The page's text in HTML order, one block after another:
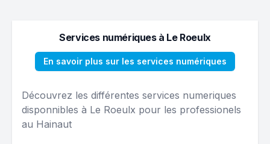
Services numériques à Le Roeulx
En savoir plus sur les services numériques
Découvrez les différentes services numeriques
disponnibles à Le Roeulx pour les professionels
au Hainaut